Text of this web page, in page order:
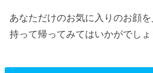
あなただけのお気に入りのお顔
持って帰ってみてはいかがでしょ